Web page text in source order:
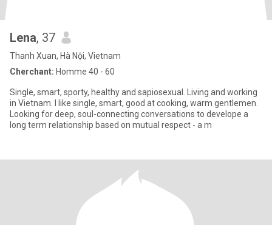
Lena, 37
Thanh Xuan, Hà Nội, Vietnam
Cherchant: Homme 40 - 60
Single, smart, sporty, healthy and sapiosexual. Living and working
in Vietnam. I like single, smart, good at cooking, warm gentlemen.
Looking for deep, soul-connecting conversations to develope a
long term relationship based on mutual respect - a m